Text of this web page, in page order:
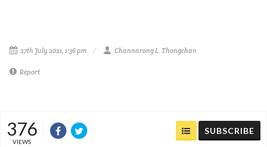
27th July 2021, 1:36 pm Channarong L. Thongchan
Report
376
VIEWS
SUBSCRIBE